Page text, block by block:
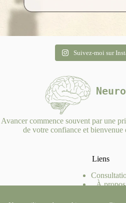
Suivez-moi sur
Avancer commence souvent par une
de votre confiance et bienvenue
Liens
À propos